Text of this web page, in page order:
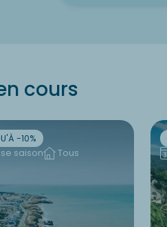
cours
-10%
saison
Tous